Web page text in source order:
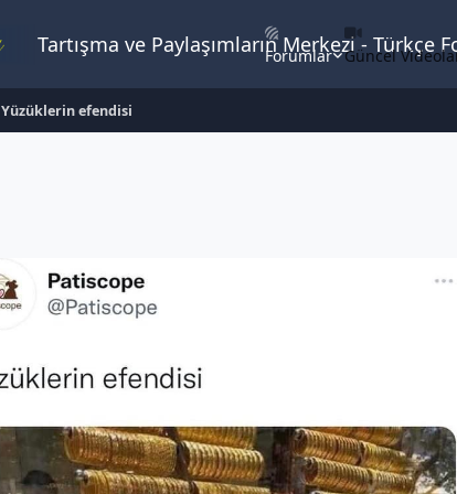
Tartışma ve Paylaşımların Merkezi -
Forumlar Güncel
Yüzüklerin efendisi